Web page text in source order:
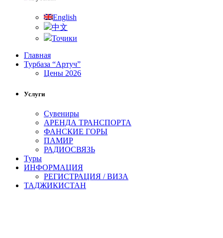
English
中文
Тоҷики
Главная
Турбаза “Артуч”
Цены 2026
Услуги
Сувениры
АРЕНДА ТРАНСПОРТА
ФАНСКИЕ ГОРЫ
ПАМИР
РАДИОСВЯЗЬ
Туры
ИНФОРМАЦИЯ
РЕГИСТРАЦИЯ / ВИЗА
ТАДЖИКИСТАН